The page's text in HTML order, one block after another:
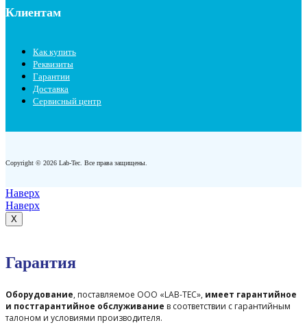
Клиентам
Как купить
Реквизиты
Гарантии
Доставка
Сервисный центр
Copyright © 2026 Lab-Tec. Все права защищены.
Наверх
Наверх
X
Гарантия
Оборудование, поставляемое ООО «LAB-TEC», имеет гарантийное
и постгарантийное обслуживание в соответствии с гарантийным
талоном и условиями производителя.